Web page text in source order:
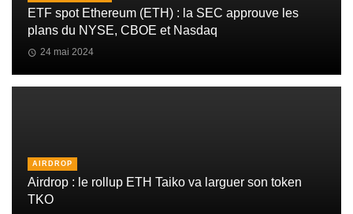
ETF spot Ethereum (ETH) : la SEC approuve les
plans du NYSE, CBOE et Nasdaq
24 mai 2024
AIRDROP
Airdrop : le rollup ETH Taiko va larguer son token
TKO